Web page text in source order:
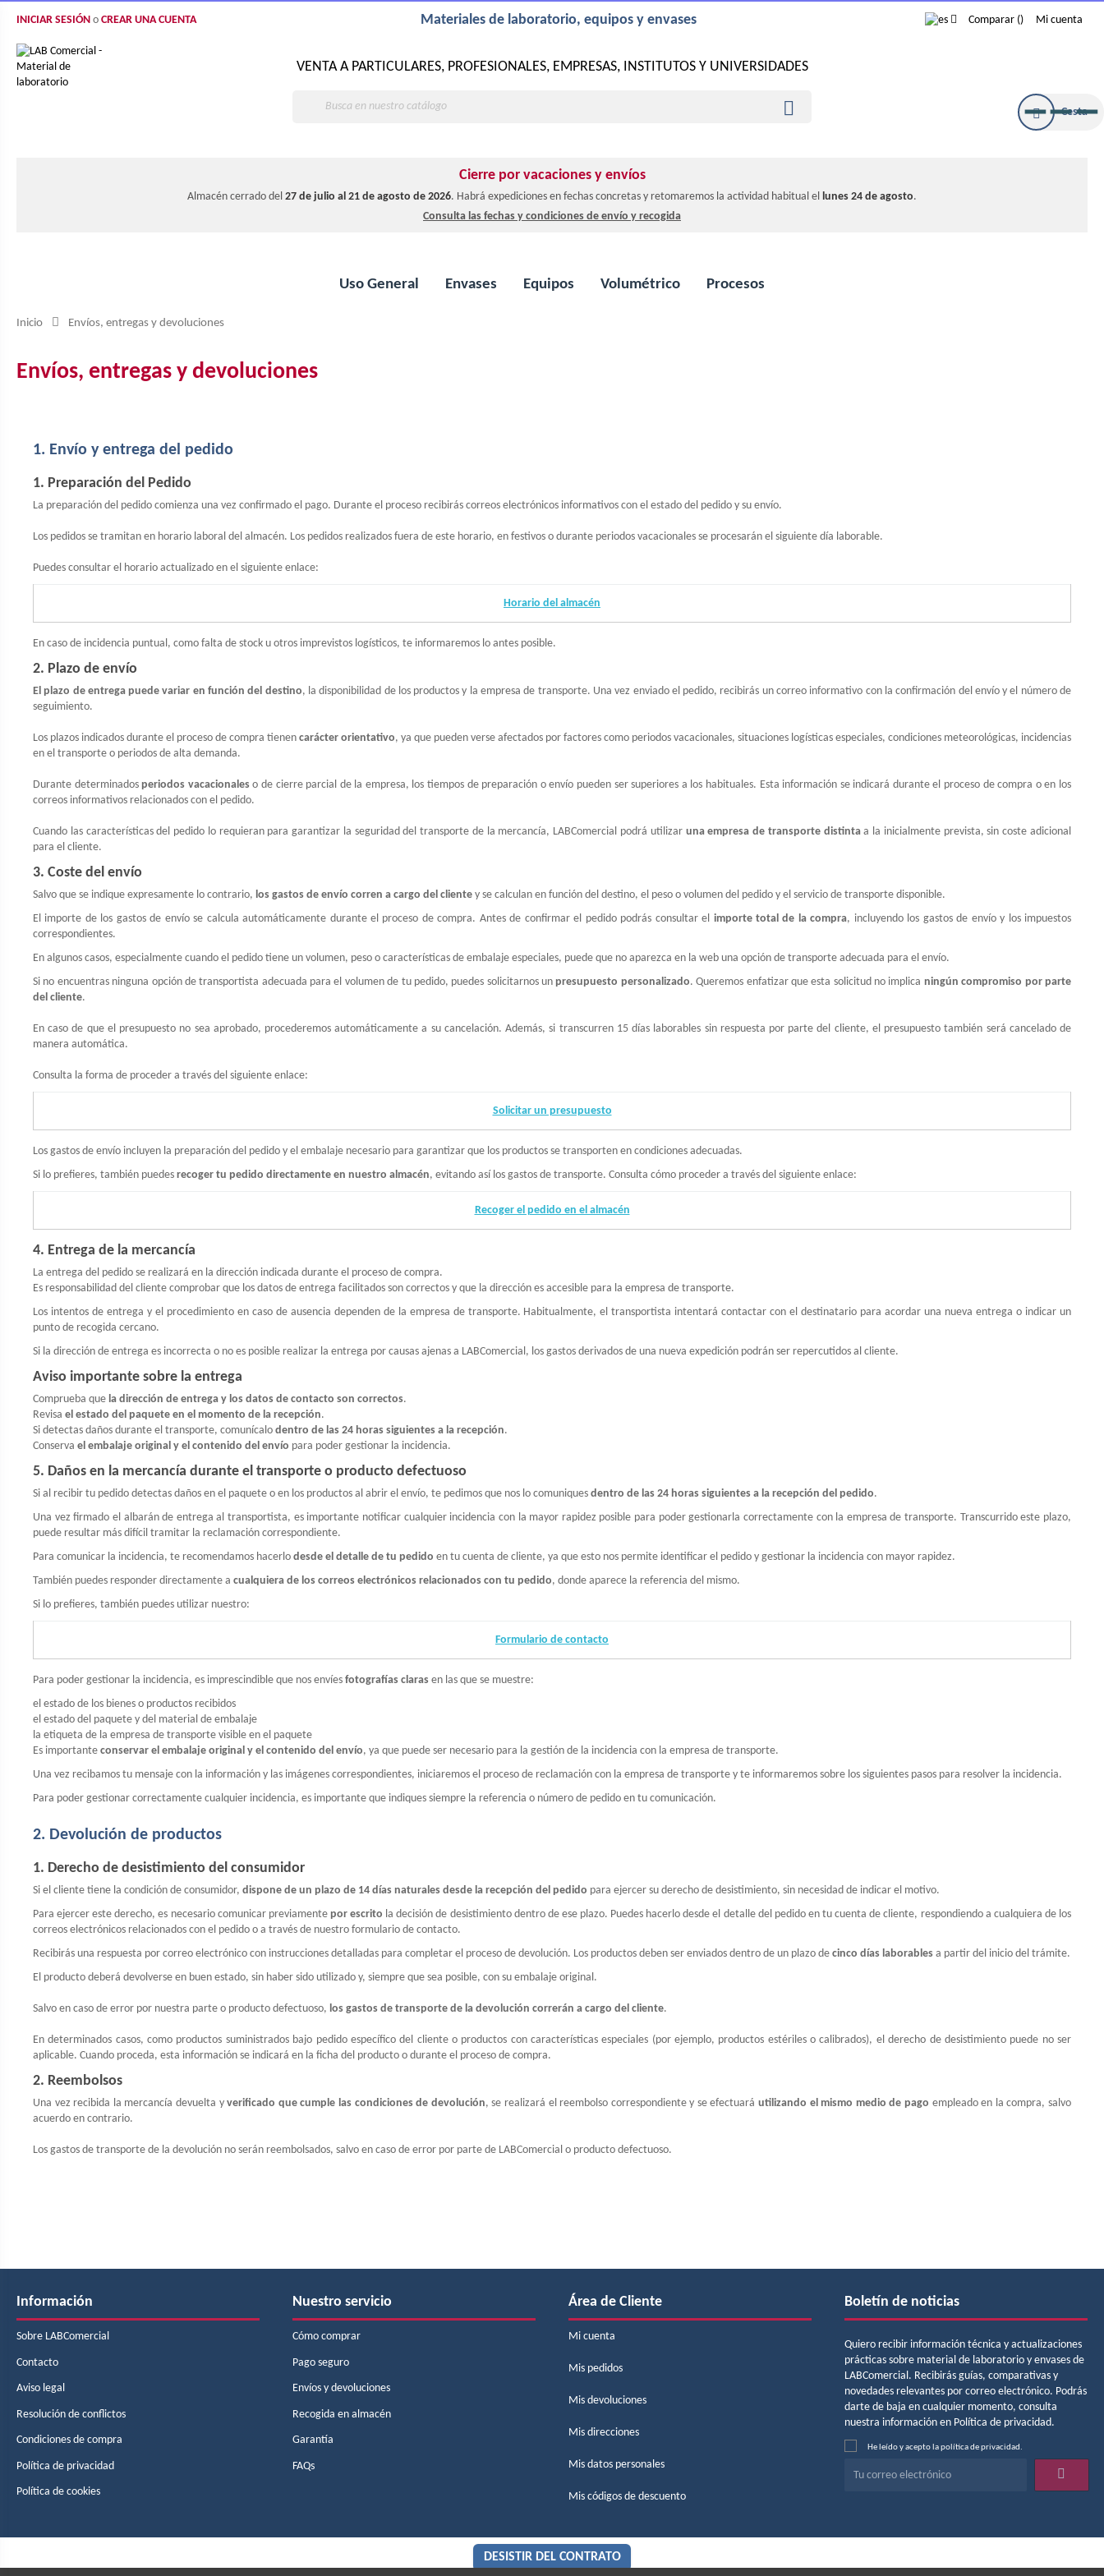
Comparar Mi cuenta
INICIAR SESIÓN o CREAR UNA CUENTA Materiales de laboratorio, equipos y envases
VENTA A PARTICULARES, PROFESIONALES, EMPRESAS, INSTITUTOS Y UNIVERSIDADES
 Cesta
Cierre por vacaciones y envíos
Almacén cerrado del 27 de julio al 21 de agosto de 2026. Habrá expediciones en fechas concretas y retomaremos la actividad habitual el lunes 24 de agosto.
Consulta las fechas y condiciones de envío y recogida
Uso General Envases Equipos Volumétrico Procesos
Inicio Envíos, entregas y devoluciones
Envíos, entregas y devoluciones
1. Envío y entrega del pedido
1. Preparación del Pedido
La preparación del pedido comienza una vez confirmado el pago. Durante el proceso recibirás correos electrónicos informativos con el estado del pedido y su envío.
Los pedidos se tramitan en horario laboral del almacén. Los pedidos realizados fuera de este horario, en festivos o durante periodos vacacionales se procesarán el siguiente día laborable.
Puedes consultar el horario actualizado en el siguiente enlace:
Horario del almacén
En caso de incidencia puntual, como falta de stock u otros imprevistos logísticos, te informaremos lo antes posible.
2. Plazo de envío
El plazo de entrega puede variar en función del destino, la disponibilidad de los productos y la empresa de transporte. Una vez enviado el pedido, recibirás un correo informativo con la confirmación del envío y el número de
seguimiento.
Los plazos indicados durante el proceso de compra tienen carácter orientativo, ya que pueden verse afectados por factores como periodos vacacionales, situaciones logísticas especiales, condiciones meteorológicas, incidencias
en el transporte o periodos de alta demanda.
Durante determinadosperiodos vacacionaleso de cierre parcial de la empresa, los tiempos de preparación o envío pueden ser superiores a los habituales. Esta información se indicará durante el proceso de compra o en los
correos informativos relacionados con el pedido.
Cuando las características del pedido lo requieran para garantizar la seguridad del transporte de la mercancía, LABComercial podrá utilizar una empresa de transporte distintaa la inicialmente prevista, sin coste adicional
para el cliente.
3. Coste del envío
Salvo que se indique expresamente lo contrario, los gastos de envío corren a cargo del cliente y se calculan en función del destino, el peso o volumen del pedido y el servicio de transporte disponible.
El importe de los gastos de envío se calcula automáticamente durante el proceso de compra. Antes de confirmar el pedido podrás consultar el importe total de la compra, incluyendo los gastos de envío y los impuestos
correspondientes.
En algunos casos, especialmente cuando el pedido tiene un volumen, peso o características de embalaje especiales, puede que no aparezca en la web una opción de transporte adecuada para el envío.
Si no encuentras ninguna opción de transportista adecuada para el volumen de tu pedido, puedes solicitarnos unpresupuesto personalizado. Queremos enfatizar que esta solicitud no implica ningún compromiso por parte
del cliente.
En caso de que el presupuesto no sea aprobado, procederemos automáticamente a su cancelación. Además, si transcurren 15 días laborables sin respuesta por parte del cliente, el presupuesto también será cancelado de
manera automática.
Consulta la forma de proceder a través del siguiente enlace:
Solicitar un presupuesto
Los gastos de envío incluyen la preparación del pedido y el embalaje necesario para garantizar que los productos se transporten en condiciones adecuadas.
Si lo prefieres, también puedes recoger tu pedido directamente en nuestro almacén, evitando así los gastos de transporte. Consulta cómo proceder a través del siguiente enlace:
Recoger el pedido en el almacén
4. Entrega de la mercancía
La entrega del pedido se realizará en la dirección indicada durante el proceso de compra.
Es responsabilidad del cliente comprobar que los datos de entrega facilitados son correctos y que la dirección es accesible para la empresa de transporte.
Los intentos de entrega y el procedimiento en caso de ausencia dependen de la empresa de transporte. Habitualmente, el transportista intentará contactar con el destinatario para acordar una nueva entrega o indicar un
punto de recogida cercano.
Si la dirección de entrega es incorrecta o no es posible realizar la entrega por causas ajenas a LABComercial, los gastos derivados de una nueva expedición podrán ser repercutidos al cliente.
Aviso importante sobre la entrega
Comprueba que la dirección de entrega y los datos de contacto son correctos.
Revisa el estado del paquete en el momento de la recepción.
Si detectas daños durante el transporte, comunícalo dentro de las 24 horas siguientes a la recepción.
Conserva el embalaje original y el contenido del envío para poder gestionar la incidencia.
5. Daños en la mercancía durante el transporte o producto defectuoso
Si al recibir tu pedido detectas daños en el paquete o en los productos al abrir el envío, te pedimos que nos lo comuniques dentro de las 24 horas siguientes a la recepción del pedido.
Una vez firmado el albarán de entrega al transportista, es importante notificar cualquier incidencia con la mayor rapidez posible para poder gestionarla correctamente con la empresa de transporte. Transcurrido este plazo,
puede resultar más difícil tramitar la reclamación correspondiente.
Para comunicar la incidencia, te recomendamos hacerlo desde el detalle de tu pedido en tu cuenta de cliente, ya que esto nos permite identificar el pedido y gestionar la incidencia con mayor rapidez.
También puedes responder directamente a cualquiera de los correos electrónicos relacionados con tu pedido, donde aparece la referencia del mismo.
Si lo prefieres, también puedes utilizar nuestro:
Formulario de contacto
Para poder gestionar la incidencia, es imprescindible que nos envíes fotografías claras en las que se muestre:
el estado de los bienes o productos recibidos
el estado del paquete y del material de embalaje
la etiqueta de la empresa de transporte visible en el paquete
Es importante conservar el embalaje original y el contenido del envío, ya que puede ser necesario para la gestión de la incidencia con la empresa de transporte.
Una vez recibamos tu mensaje con la información y las imágenes correspondientes, iniciaremos el proceso de reclamación con la empresa de transporte y te informaremos sobre los siguientes pasos para resolver la incidencia.
Para poder gestionar correctamente cualquier incidencia, es importante que indiques siempre la referencia o número de pedido en tu comunicación.
2. Devolución de productos
1. Derecho de desistimiento del consumidor
Si el cliente tiene la condición de consumidor, dispone de un plazo de 14 días naturales desde la recepción del pedido para ejercer su derecho de desistimiento, sin necesidad de indicar el motivo.
Para ejercer este derecho, es necesario comunicar previamente por escrito la decisión de desistimiento dentro de ese plazo. Puedes hacerlo desde el detalle del pedido en tu cuenta de cliente, respondiendo a cualquiera de los
correos electrónicos relacionados con el pedido o a través de nuestro formulario de contacto.
Recibirás una respuesta por correo electrónico con instrucciones detalladas para completar el proceso de devolución. Los productos deben ser enviados dentro de un plazo de cinco días laborables a partir del inicio del trámite.
El producto deberá devolverse en buen estado, sin haber sido utilizado y, siempre que sea posible, con su embalaje original.
Salvo en caso de error por nuestra parte o producto defectuoso, los gastos de transporte de la devolución correrán a cargo del cliente.
En determinados casos, como productos suministrados bajo pedido específico del cliente o productos con características especiales (por ejemplo, productos estériles o calibrados), el derecho de desistimiento puede no ser
aplicable. Cuando proceda, esta información se indicará en la ficha del producto o durante el proceso de compra.
2. Reembolsos
Una vez recibida la mercancía devuelta yverificado que cumple las condiciones de devolución, se realizará el reembolso correspondiente y se efectuaráutilizando el mismo medio de pago empleado en la compra, salvo
acuerdo en contrario.
Los gastos de transporte de la devolución no serán reembolsados, salvo en caso de error por parte de LABComercial o producto defectuoso.
Información
Sobre LABComercial
Contacto
Aviso legal
Resolución de conflictos
Condiciones de compra
Política de privacidad
Política de cookies
Nuestro servicio
Cómo comprar
Pago seguro
Envíos y devoluciones
Recogida en almacén
Garantía
FAQs
Área de Cliente
Mi cuenta
Mis pedidos
Mis devoluciones
Mis direcciones
Mis datos personales
Mis códigos de descuento
Boletín de noticias
Quiero recibir información técnica y actualizaciones
prácticas sobre material de laboratorio y envases de
LABComercial. Recibirás guías, comparativas y
novedades relevantes por correo electrónico. Podrás
darte de baja en cualquier momento, consulta
nuestra información en Política de privacidad.
He leído y acepto lapolítica de privacidad.
DESISTIR DEL CONTRATO